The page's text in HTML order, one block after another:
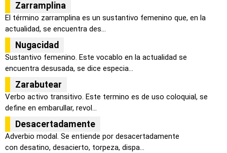
Zarramplina
El término zarramplina es un sustantivo femenino que, en la
actualidad, se encuentra des...
Nugacidad
Sustantivo femenino. Este vocablo en la actualidad se
encuentra desusada, se dice especia...
Zarabutear
Verbo activo transitivo. Este termino es de uso coloquial, se
define en embarullar, revol...
Desacertadamente
Adverbio modal. Se entiende por desacertadamente
con desatino, desacierto, torpeza, dispa...